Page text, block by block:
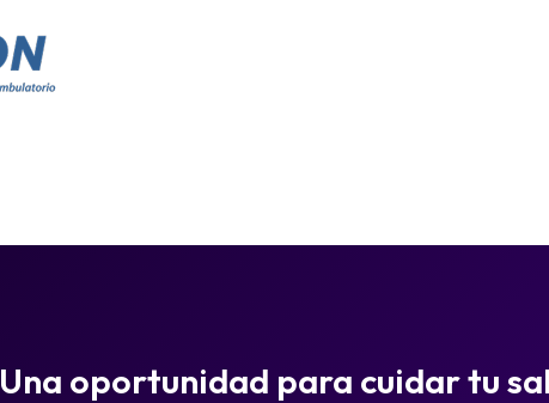
Una oportunidad para cuidar tu